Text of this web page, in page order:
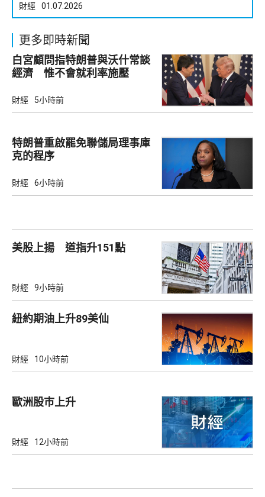
財經 01.07.2026
更多即時新聞
白宮顧問指特朗普與沃什常談
經濟 惟不會就利率施壓
財經 5小時前
特朗普重啟罷免聯儲局理事庫
克的程序
財經 6小時前
美股上揚 道指升151點
財經 9小時前
紐約期油上升89美仙
財經 10小時前
歐洲股巿上升
財經 12小時前